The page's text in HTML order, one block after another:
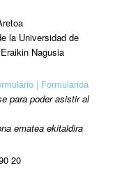
la Universidad de
Nagusia
| Formularioa
para poder asistir al
ematea ekitaldira
20